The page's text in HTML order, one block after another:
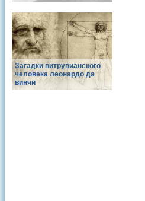
Загадки витрувианского
человека леонардо да
винчи